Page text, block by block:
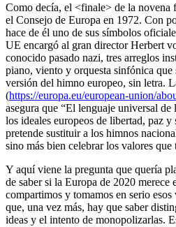
Como decía, el <finale> de la novena
el Consejo de Europa en 1972. Con
hace de él uno de sus símbolos
UE encargó al gran director Herbert
conocido pasado nazi, tres arreglos
piano, viento y orquesta sinfónica que
versión del himno europeo, sin letra.
(https://europa.eu/european-union/
asegura que “El lenguaje universal de
los ideales europeos de libertad, paz
pretende sustituir a los himnos
sino más bien celebrar los valores que
Y aquí viene la pregunta que quería
de saber si la Europa de 2020 merece
compartimos y tomamos en serio esos
que, una vez más, hay que saber
ideas y el intento de monopolizarlas.